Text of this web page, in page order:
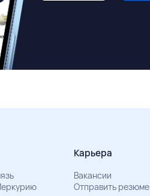
Карьера
Вакансии
Отправить резюме